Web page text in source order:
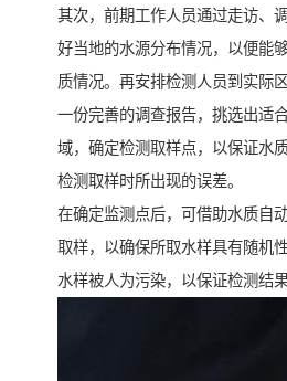
其次，前期工作人员通过走访、
好当地的水源分布情况，以便能
质情况。再安排检测人员到实际
一份完善的调查报告，挑选出适
域，确定检测取样点，以保证水
检测取样时所出现的误差。
在确定监测点后，可借助水质自
取样，以确保所取水样具有随机
水样被人为污染，以保证检测结果